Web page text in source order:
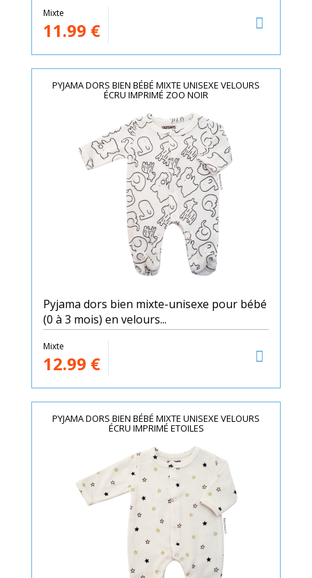
Mixte
11.99 €
PYJAMA DORS BIEN BÉBÉ MIXTE UNISEXE VELOURS
ÉCRU IMPRIMÉ ZOO NOIR
Pyjama dors bien mixte-unisexe pour bébé
(0 à 3 mois) en velours...
Mixte
12.99 €
PYJAMA DORS BIEN BÉBÉ MIXTE UNISEXE VELOURS
ÉCRU IMPRIMÉ ETOILES